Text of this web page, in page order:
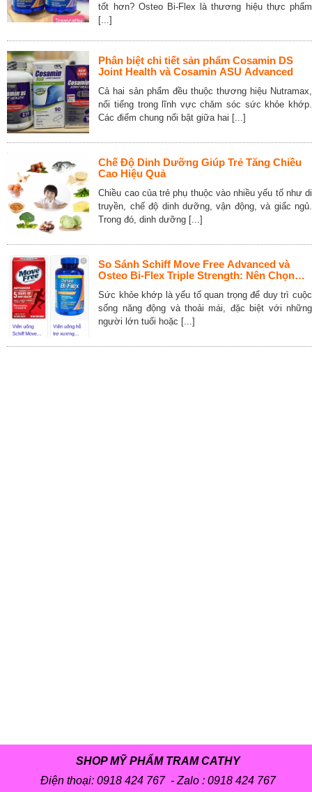
tốt hơn? Osteo Bi-Flex là thương hiệu thực phẩm
[...]
Phân biệt chi tiết sản phẩm Cosamin DS
Joint Health và Cosamin ASU Advanced
Cả hai sản phẩm đều thuộc thương hiệu Nutramax,
nổi tiếng trong lĩnh vực chăm sóc sức khỏe khớp.
Các điểm chung nổi bật giữa hai [...]
Chế Độ Dinh Dưỡng Giúp Trẻ Tăng Chiều
Cao Hiệu Quả
Chiều cao của trẻ phụ thuộc vào nhiều yếu tố như di
truyền, chế độ dinh dưỡng, vận động, và giấc ngủ.
Trong đó, dinh dưỡng [...]
So Sánh Schiff Move Free Advanced và
Osteo Bi-Flex Triple Strength: Nên Chọn
Sức khỏe khớp là yếu tố quan trọng để duy trì cuộc
sống năng động và thoải mái, đặc biệt với những
người lớn tuổi hoặc [...]
SHOP MỸ PHẨM TRAM CATHY
Điện thoại: 0918 424 767 - Zalo : 0918 424 767